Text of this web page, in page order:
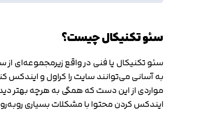
سئو تکنیکال چیست؟
سئو تکنیکال یا فنی در واقع زیرمجموعه‌ای
به آسانی می‌توانند سایت را کراول و ایندکس
مواردی از این دست که همگی به هرچه بهتر
ایندکس کردن محتوا با مشکلات بسیاری